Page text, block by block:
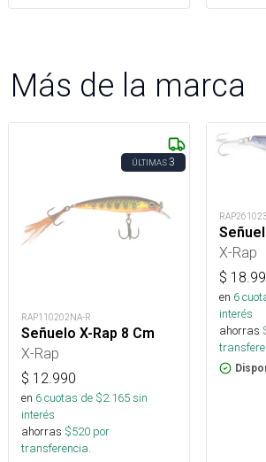
Más de la marca
ÚLTIMAS3
RAP110202NA-R
Señuelo X-Rap 8 Cm
X-Rap
$ 12.990
en 6cuotas de $2.165sin
interés
ahorras $520 por
transferencia.
RAP261023
X-Rap
$
en 6
interés
ahorras